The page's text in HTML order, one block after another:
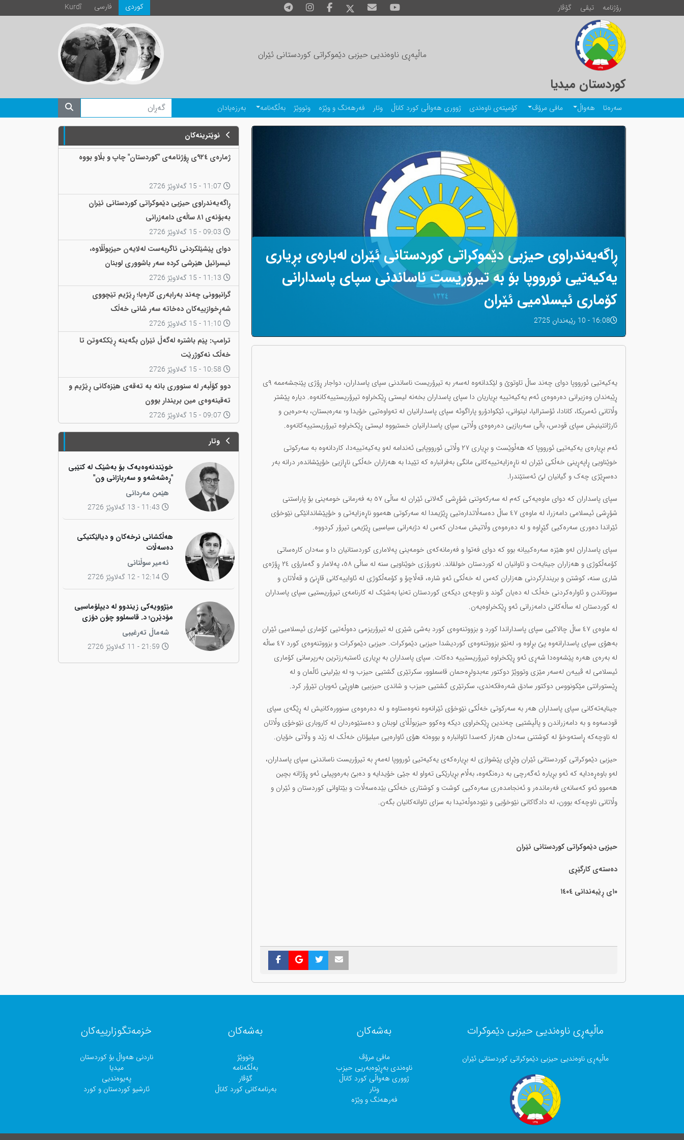
رۆژنامە تیڤی گۆڤار Kurdî فارسی كوردی
کوردستان میدیا
ماڵپەڕی ناوەندیی حیزبی دێموکراتی کوردستانی ئێران
سەرەتا هەواڵ مافی مرۆڤ کۆمیتەی ناوەندی ژووری هەواڵی کورد کاناڵ وتار فەرهەنگ و وێژە وتووێژ بەڵگەنامە بەرزەیادان
ڕاگەیەندراوی حیزبی دێموکراتی کوردستانی ئێران لەبارەی بڕیاری
یەکیەتیی ئورووپا بۆ بە تیرۆریست ناساندنی سپای پاسدارانی
کۆماری ئیسلامیی ئێران
16:08 - 10 رێبەندان 2725
یەکیەتیی ئورووپا دوای چەند ساڵ تاوتوێ و لێکدانەوە لەسەر بە تیرۆریست ناساندنی سپای پاسداران، دواجار ڕۆژی پێنجشەممە ٩ی
ڕێبەندان وەزیرانی دەرەوەی ئەم یەکیەتییە بڕیاریان دا سپای پاسداران بخەنە لیستی ڕێکخراوە تیرۆریستییەکانەوە. دیارە پێشتر
وڵاتانی ئەمریکا، کانادا، ئۆسترالیا، لیتوانی، ئێکوادۆرو پاراگوئە سپای پاسدارانیان لە تەواوەتیی خۆیدا و؛ عەرەبستان، بەحرەین و
ئارژانتینیش سپای قودس، باڵی سەربازیی دەرەوەی وڵاتی سپای پاسدارانیان خستبووە لیستی ڕێکخراوە تیرۆریستییەکانەوە.
ئەم بڕیارەی یەکیەتیی ئورووپا کە هەڵوێست و بڕیاری ٢٧ وڵاتی ئورووپایی ئەندامە لەو یەکیەتییەدا، کاردانەوە بە سەرکوتی
خوێناویی ڕاپەڕینی خەڵکی ئێران لە ناڕەزایەتییەکانی مانگی بەفرانبارە کە تێیدا بە هەزاران خەڵکی ناڕازیی خۆپێشاندەر درانە بەر
دەسڕێژی چەک و گیانیان لێ ئەستێندرا.
سپای پاسداران کە دوای ماوەیەکی کەم لە سەرکەوتنی شۆڕشی گەلانی ئێران لە ساڵی ٥٧ بە فەرمانی خومەینی بۆ پاراستنی
شۆڕشی ئیسلامی دامەزرا، لە ماوەی ٤٧ ساڵ دەسەڵاتدارەتیی ڕێژیمدا لە سەرکوتی هەموو ناڕەزایەتی و خۆپێشاندانێکی نێوخۆی
ئێراندا دەوری سەرەکیی گێڕاوە و لە دەرەوەی وڵاتیش سەدان کەس لە دژبەرانی سیاسیی ڕێژیمی تیرۆر کردووە.
سپای پاسداران لەو هێزە سەرەکییانە بوو کە دوای فەتوا و فەرمانەکەی خومەینی پەلاماری کوردستانیان دا و سەدان کارەساتی
کۆمەڵکوژی و هەزاران جینایەت و تاوانیان لە کوردستان خولقاند. نەورۆزی خوێناویی سنە لە ساڵی ٥٨، پەلامار و گەمارۆی ٢٤ ڕۆژەی
شاری سنە، کوشتن و بریندارکردنی هەزاران کەس لە خەڵکی ئەو شارە، قەڵاچۆ و کۆمەڵکوژی لە ئاواییەکانی قاڕنێ و قەڵاتان و
سووتاندن و ئاوارەکردنی خەڵک لە دەیان گوند و ناوچەی دیکەی کوردستان تەنیا بەشێک لە کارنامەی تیرۆریستیی سپای پاسداران
لە کوردستان لە ساڵەکانی دامەزرانی ئەو ڕێکخراوەیەن.
لە ماوەی ٤٧ ساڵ چالاکیی سپای پاسداراندا کورد و بزووتنەوەی کورد بەشی شێری لە تیرۆریزمی دەوڵەتیی کۆماری ئیسلامیی ئێران
بەهۆی سپای پاسدارانەوە پێ بڕاوە و، لەنێو بزووتنەوەی کوردیشدا حیزبی دێموکرات. حیزبی دێموکرات و بزووتنەوەی کورد ٤٧ ساڵە
لە بەرەی هەرە پێشەوەدا شەڕی ئەو ڕێکخراوە تیرۆریستییە دەکات. سپای پاسداران بە بڕیاری ئاستبەرزترین بەرپرسانی کۆماری
ئیسلامی لە ڤییەن لەسەر مێزی وتووێژ دوکتور عەبدولڕەحمان قاسملوو، سکرتێری گشتیی حیزب و؛ لە بێرلینی ئاڵمان و لە
ڕێستورانتی مێکونووس دوکتور سادق شەرەفکەندی، سکرتێری گشتیی حیزب و شاندی حیزبیی هاوڕێی ئەویان تێرۆر کرد.
جینایەتەکانی سپای پاسداران هەر بە سەرکوتی خەڵکی نێوخۆی ئێرانەوە نەوەستاوە و لە دەرەوەی سنوورەکانیش لە ڕێگەی سپای
قودسەوە و بە دامەزراندن و پاڵپشتیی چەندین ڕێکخراوی دیکە وەکوو حیزبوڵڵای لوبنان و دەستێوەردان لە کاروباری نێوخۆی وڵاتان
لە ناوچەکە ڕاستەوخۆ لە کوشتنی سەدان هەزار کەسدا تاوانبارە و بووەتە هۆی ئاوارەیی میلیۆنان خەڵک لە زێد و وڵاتی خۆیان.
حیزبی دێموکراتی کوردستانی ئێران وێڕای پێشوازی لە بڕیارەکەی یەکیەتیی ئورووپا لەمەڕ بە تیرۆریست ناساندنی سپای پاسداران،
لەو باوەڕەدایە کە ئەو بڕیارە ئەگەرچی بە درەنگەوە، بەڵام بڕیارێکی تەواو لە جێی خۆیدایە و دەبێ بەرەوپیلی ئەو ڕۆژانە بچین
هەموو ئەو کەسانەی فەرماندەر و ئەنجامدەری سەرەکیی کوشت و کوشتاری خەڵکی بێدەسەڵات و بێتاوانی کوردستان و ئێران و
وڵاتانی ناوچەکە بوون، لە دادگاکانی نێوخۆیی و نێودەوڵەتیدا بە سزای تاوانەکانیان بگەن.
حیزبی دێموکراتی کوردستانی ئێران
دەستەی کارگێڕی
١٠ی ڕێبەندانی ١٤٠٤
نوێترینەکان
ژمارەی ٩٢٤ی ڕۆژنامەی "کوردستان" چاپ و بڵاو بووە
ڕاگەیەندراوی حیزبی دێموکراتی کوردستانی ئێران
بەبۆنەی ٨١ ساڵەی دامەزرانی
دوای پێشێلکردنی ئاگربەست لەلایەن حیزبوڵڵاوە،
ئیسرائیل هێرشی کردە سەر باشووری لوبنان
گرانبوونی چەند بەرابەری کارەبا؛ ڕێژیم تێچووی
شەڕخوازییەکان دەخاتە سەر شانی خەڵک
ترامپ: پێم باشترە لەگەڵ ئێران بگەینە ڕێککەوتن تا
خەڵک نەکوژرێت
دوو کۆڵبەر لە سنووری بانە بە تەقەی هێزەکانی ڕێژیم و
تەقینەوەی مین بریندار بوون
وتار
خوێندنەوەیەک بۆ بەشێک لە کتێبی
"ڕەشەشەو و سەربازانی ون"
هێمن مەردانی
11:43 - 13 گەلاوێژ 2726
هەڵکشانی نرخەکان و دیالێکتیکی
دەسەڵات
ئەمیر سوڵتانی
12:14 - 12 گەلاوێژ 2726
مێژوویەکی زیندوو لە دیپلۆماسیی
مۆدێرن؛ د. قاسملوو چۆن دۆزی
کوردی لە شاخەوە گواستەوە بۆ
ناوەندە بڕیاردەرەکانی جیهان؟
شەماڵ تەرغیبی
21:59 - 11 گەلاوێژ 2726
ماڵپەڕی ناوەندیی حیزبی دێموکرات
ماڵپەڕی ناوەندیی حیزبی دێموکراتی کوردستانی ئێران
بەشەکان
مافی مرۆڤ
ناوەندی بەڕێوەبەریی حیزب
ژووری هەواڵی کورد کاناڵ
وتار
فەرهەنگ و وێژە
بەشەکان
وتووێژ
بەڵگەنامە
گۆڤار
بەرنامەکانی کورد کاناڵ
خزمەتگوزارییەکان
ناردنی هەواڵ بۆ کوردستان
میدیا
پەیوەندیی
ئارشیو کوردستان و کورد